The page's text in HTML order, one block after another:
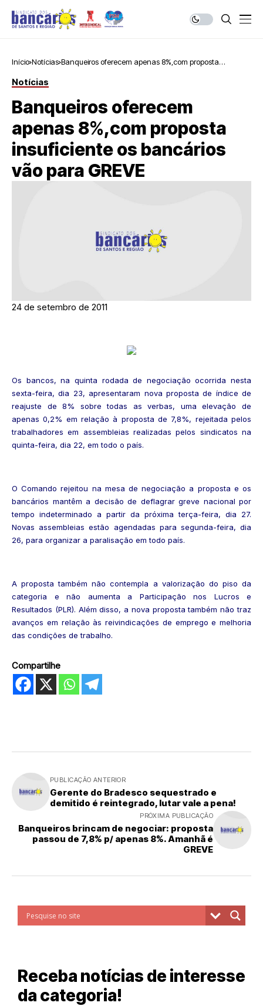
Início Notícias Banqueiros oferecem apenas 8%,com proposta
Notícias
Banqueiros oferecem
apenas 8%,com proposta
insuficiente os bancários
vão para GREVE
24 de setembro de 2011
Os bancos, na quinta rodada de negociação ocorrida nesta
sexta-feira, dia 23, apresentaram nova proposta de índice de
reajuste de 8% sobre todas as verbas, uma elevação de
apenas 0,2% em relação à proposta de 7,8%, rejeitada pelos
trabalhadores em assembleias realizadas pelos sindicatos na
quinta-feira, dia 22, em todo o país.
O Comando rejeitou na mesa de negociação a proposta e os
bancários mantêm a decisão de deflagrar greve nacional por
tempo indeterminado a partir da próxima terça-feira, dia 27.
Novas assembleias estão agendadas para segunda-feira, dia
26, para organizar a paralisação em todo país.
A proposta também não contempla a valorização do piso da
categoria e não aumenta a Participação nos Lucros e
Resultados (PLR). Além disso, a nova proposta também não traz
avanços em relação às reivindicações de emprego e melhoria
das condições de trabalho.
Compartilhe
PUBLICAÇÃO ANTERIOR
Gerente do Bradesco sequestrado e
demitido é reintegrado, lutar vale a pena!
PRÓXIMA PUBLICAÇÃO
Banqueiros brincam de negociar: proposta
passou de 7,8% p/ apenas 8%. Amanhã é
GREVE
Receba notícias de interesse
da categoria!